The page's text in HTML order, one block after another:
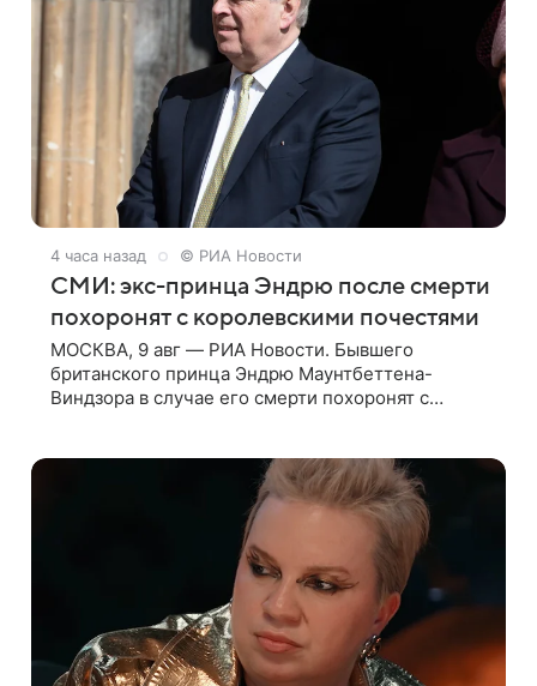
4 часа назад © РИА Новости
СМИ: экс-принца Эндрю после смерти
похоронят с королевскими почестями
МОСКВА, 9 авг — РИА Новости. Бывшего
британского принца Эндрю Маунтбеттена-
Виндзора в случае его смерти похоронят с